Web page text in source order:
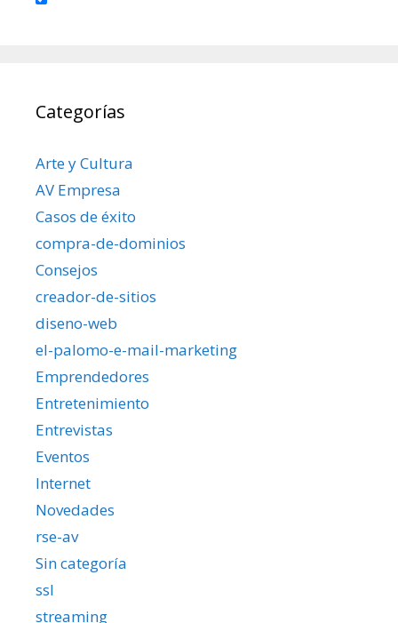
Categorías
Arte y Cultura
AV Empresa
Casos de éxito
compra-de-dominios
Consejos
creador-de-sitios
diseno-web
el-palomo-e-mail-marketing
Emprendedores
Entretenimiento
Entrevistas
Eventos
Internet
Novedades
rse-av
Sin categoría
ssl
streaming